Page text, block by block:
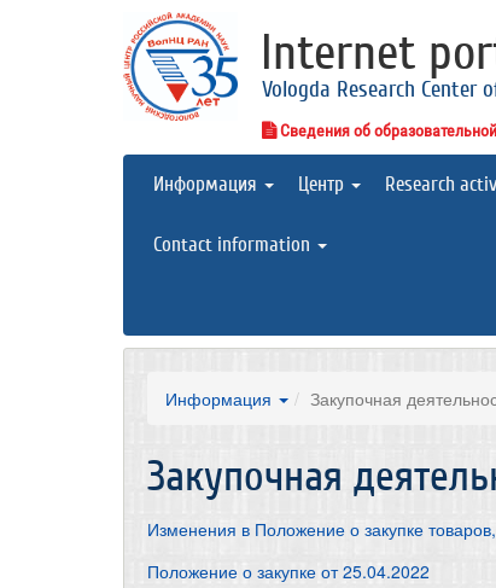
Internet
Vologda Research Center
Сведения об
Информация Центр Research
Contact information
Информация Закупочная
Закупочная
Изменения в Положение о закупке
Положение о закупке от 25.04.2022